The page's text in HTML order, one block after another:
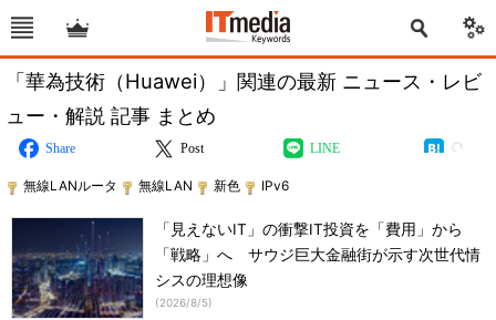
「華為技術（Huawei）」関連の最新 ニュース・レビ
ュー・解説 記事 まとめ
Share Post LINE
無線LANルータ 無線LAN 新色 IPv6
「見えないIT」の衝撃IT投資を「費用」から
「戦略」へ サウジ巨大金融街が示す次世代情
シスの理想像
(2026/8/5)